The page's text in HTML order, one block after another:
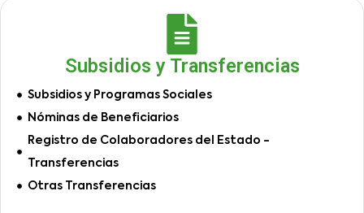
Subsidios y Transferencias
Subsidios y Programas Sociales
Nóminas de Beneficiarios
Registro de Colaboradores del Estado -
Transferencias
Otras Transferencias